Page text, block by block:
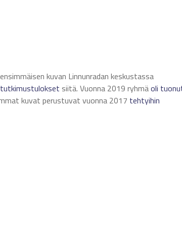
ensimmäisen kuvan Linnunradan keskustassa
tutkimustulokset siitä. Vuonna 2019 ryhmäoli
kuvat perustuvat vuonna 2017 tehtyihin